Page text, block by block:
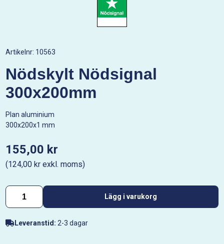
Artikelnr: 10563
Nödskylt Nödsignal
300x200mm
Plan aluminium
300x200x1 mm
155,00 kr
(124,00 kr exkl. moms)
Lägg i varukorg
Leveranstid: 2-3 dagar